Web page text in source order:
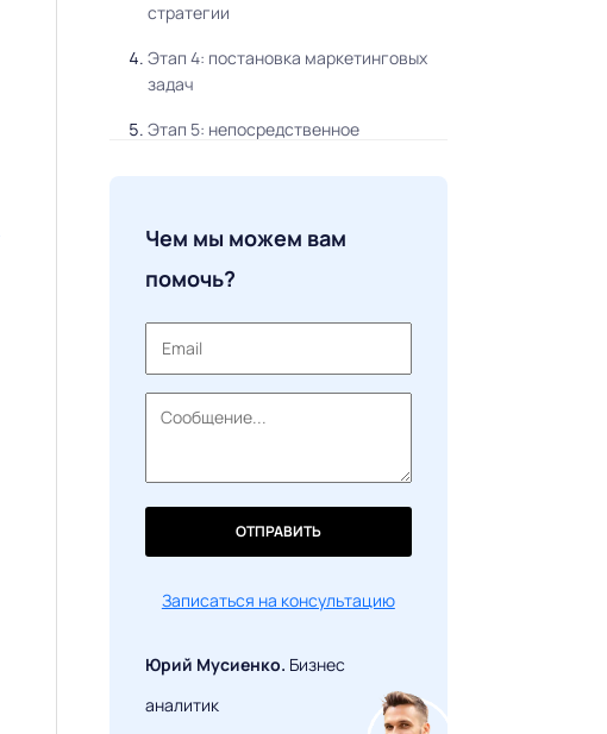
стратегии
Этап 4: постановка маркетинговых
задач
Этап 5: непосредственное
Примеры маркетинговых планов
Чем мы можем вам
помочь?
ОТПРАВИТЬ
Записаться на консультацию
Юрий Мусиенко. Бизнес
аналитик